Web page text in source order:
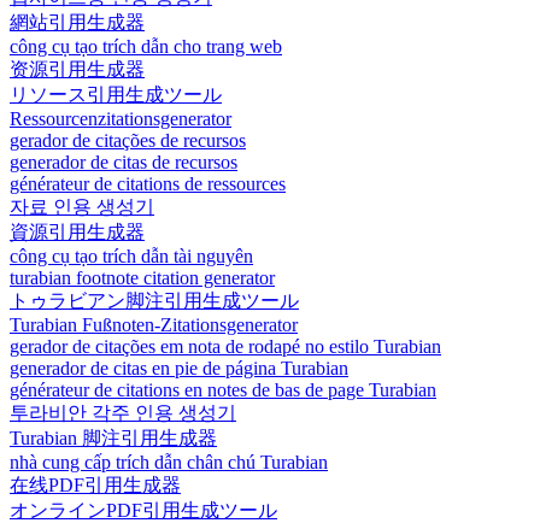
網站引用生成器
công cụ tạo trích dẫn cho trang web
资源引用生成器
リソース引用生成ツール
Ressourcenzitationsgenerator
gerador de citações de recursos
generador de citas de recursos
générateur de citations de ressources
자료 인용 생성기
資源引用生成器
công cụ tạo trích dẫn tài nguyên
turabian footnote citation generator
トゥラビアン脚注引用生成ツール
Turabian Fußnoten-Zitationsgenerator
gerador de citações em nota de rodapé no estilo Turabian
generador de citas en pie de página Turabian
générateur de citations en notes de bas de page Turabian
투라비안 각주 인용 생성기
Turabian 脚注引用生成器
nhà cung cấp trích dẫn chân chú Turabian
在线PDF引用生成器
オンラインPDF引用生成ツール